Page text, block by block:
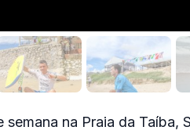
na Praia da Taíba,